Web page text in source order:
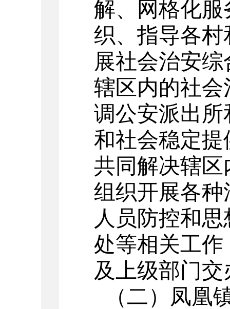
解、网格化
织、指导各
展社会治安
辖区内的社
调公安派出
和社会稳定
共同解决辖
组织开展各
人员防控和
处等相关工
及上级部门
（二）凤凰